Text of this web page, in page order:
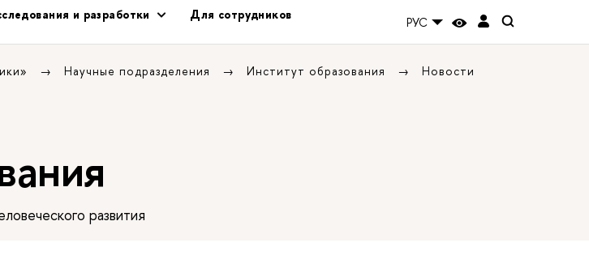
и разработки
Для сотрудников
РУС
Научные подразделения Институт образования Новости
развития